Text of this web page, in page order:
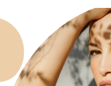
Soins
Je veux faire un bon cadeau
Plan d’accès